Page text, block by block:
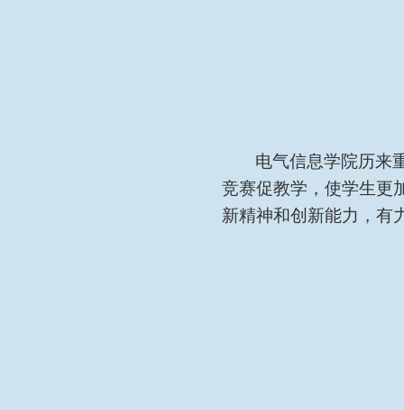
电气信息学院历来
竞赛促教学，使学生更
新精神和创新能力，有